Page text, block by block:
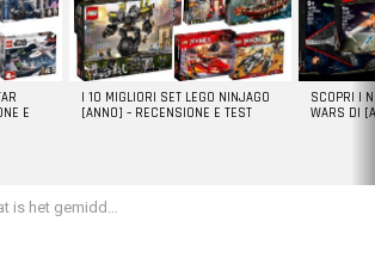
E
I 10 MIGLIORI SET LEGO NINJAGO
[ANNO] – RECENSIONE E TEST
SCOPRI I
WARS DI
salaris van een dierennatuurgeneeskundige?